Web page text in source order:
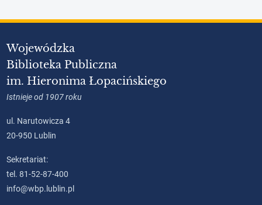
Wojewódzka
Biblioteka Publiczna
im. Hieronima Łopacińskiego
Istnieje od 1907 roku
ul. Narutowicza 4
20-950 Lublin
Sekretariat:
tel. 81-52-87-400
info@wbp.lublin.pl